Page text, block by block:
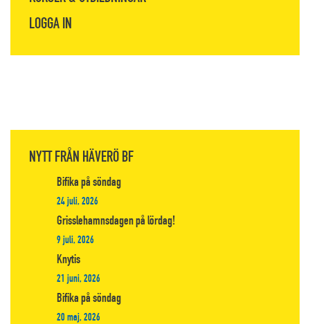
LOGGA IN
NYTT FRÅN HÄVERÖ BF
Bifika på söndag
24 juli, 2026
Grisslehamnsdagen på lördag!
9 juli, 2026
Knytis
21 juni, 2026
Bifika på söndag
20 maj, 2026